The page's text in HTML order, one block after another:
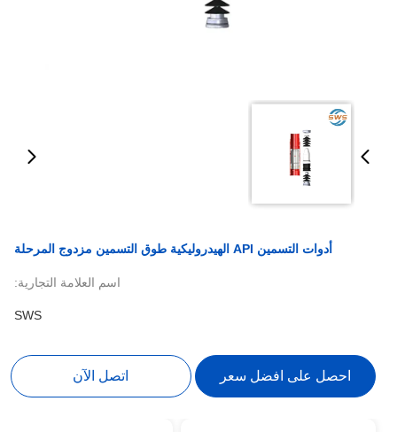
أدوات التسمين API الهيدروليكية طوق التسمين مزدوج المرحلة
اسم العلامة التجارية:
SWS
احصل على افضل سعر اتصل الآن